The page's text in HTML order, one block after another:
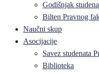
Godišnjak
Bilten Pravnog
Naučni skup
Asocijacije
Savez studenata
Biblioteka